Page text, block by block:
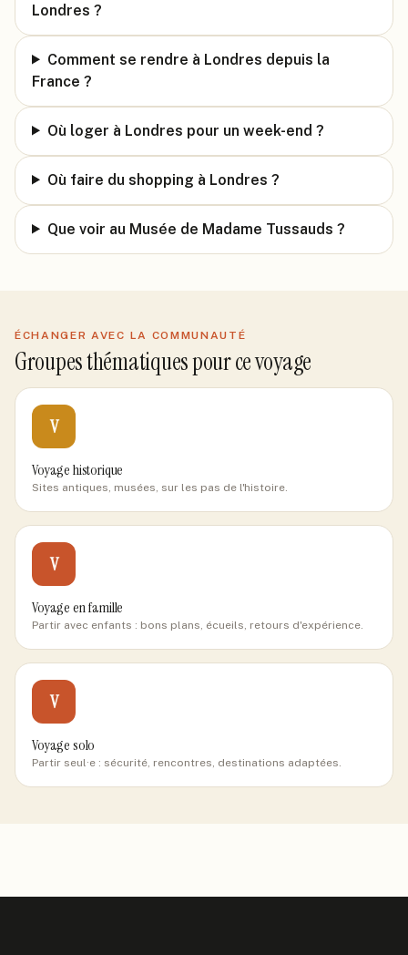
Londres ?
Comment se rendre à Londres depuis la
France ?
Où loger à Londres pour un week-end ?
Où faire du shopping à Londres ?
Que voir au Musée de Madame Tussauds ?
ÉCHANGER AVEC LA COMMUNAUTÉ
Groupes thématiques pour ce voyage
V
Voyage historique
Sites antiques, musées, sur les pas de l'histoire.
V
Voyage en famille
Partir avec enfants : bons plans, écueils, retours d'expérience.
V
Voyage solo
Partir seul·e : sécurité, rencontres, destinations adaptées.